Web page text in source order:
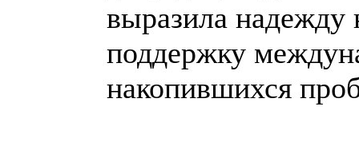
выразила надежду
поддержку
накопившихся